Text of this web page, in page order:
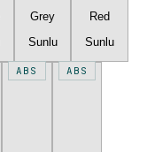
Grey
Sunlu
Red
Sunlu
ABS ABS